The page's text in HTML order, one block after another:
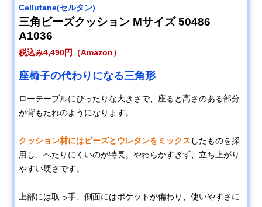
Cellutane(セルタン)
三角ビーズクッション Mサイズ 50486
A1036
税込み4,490円（Amazon）
座椅子の代わりになる三角形
ローテーブルにぴったりな大きさで、座ると高さのある部分
が背もたれのようになります。
クッション材にはビーズとウレタンをミックス したものを採
用し、へたりにくいのが特長。やわらかすぎず、立ち上がり
やすい硬さです。
上部には取っ手、側面にはポケットが備わり、使いやすさに